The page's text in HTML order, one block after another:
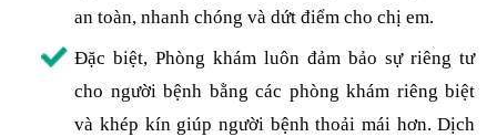
an toàn, nhanh chóng và dứt điểm cho chị em.
Đặc biệt, Phòng khám luôn đảm bảo sự riêng tư
cho người bệnh bằng các phòng khám riêng biệt
và khép kín giúp người bệnh thoải mái hơn. Dịch